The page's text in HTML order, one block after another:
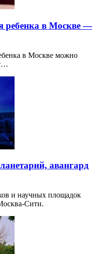
ребенка в Москве —
в Москве можно
авангард
и научных площадок
Сити.